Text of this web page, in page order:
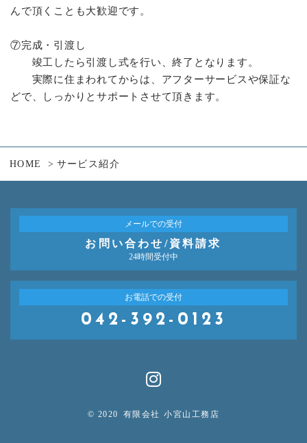
んで頂くことも大歓迎です。
⑦完成・引渡し
竣工したら引渡し式を行い、終了となります。
実際に住まわれてからは、アフターサービスや保証な
どで、しっかりとサポートさせて頂きます。
HOME サービス紹介
メールでの受付
お問い合わせ/資料請求
24時間受付中
お電話での受付
042-392-0123
© 2020 有限会社 小宮山工務店